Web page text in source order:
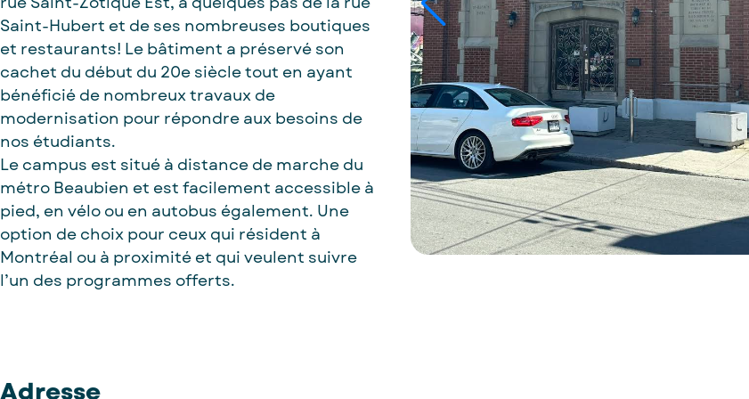
Omnivox
Saint-Hubert et de ses nombreuses boutiques
et restaurants! Le bâtiment a préservé son
cachet du début du 20e siècle tout en ayant
bénéficié de nombreux travaux de
modernisation pour répondre aux besoins de
nos étudiants.
Le campus est situé à distance de marche du
métro Beaubien et est facilement accessible à
pied, en vélo ou en autobus également. Une
option de choix pour ceux qui résident à
Montréal ou à proximité et qui veulent suivre
l’un des programmes offerts.
Adresse